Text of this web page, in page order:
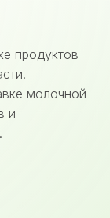
продуктов
молочной
и